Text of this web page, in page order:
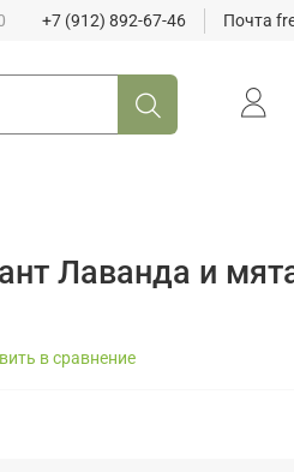
+7 (912) 892-67-46 Почта
Лаванда и
в сравнение